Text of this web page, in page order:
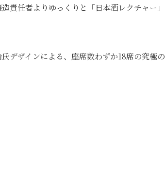
責任者よりゆっくりと「日本酒レクチャー」
デザインによる、座席数わずか18席の究極の